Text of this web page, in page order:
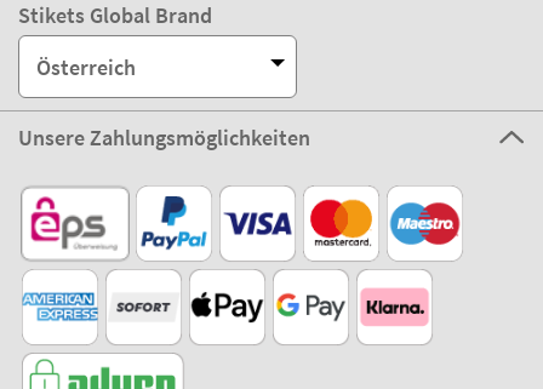
Stikets Global Brand
Österreich
Unsere Zahlungsmöglichkeiten